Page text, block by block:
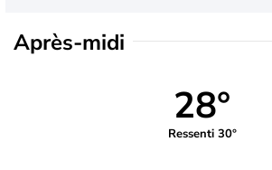
Après-midi
28°
Ressenti 30°